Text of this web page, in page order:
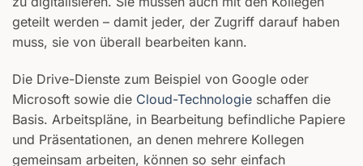
geteilt werden – damit jeder, der Zugriff darauf haben
muss, sie von überall bearbeiten kann.
Die Drive-Dienste zum Beispiel von Google oder
Microsoft sowie die Cloud-Technologie schaffen die
Basis. Arbeitspläne, in Bearbeitung befindliche Papiere
und Präsentationen, an denen mehrere Kollegen
gemeinsam arbeiten, können so sehr einfach